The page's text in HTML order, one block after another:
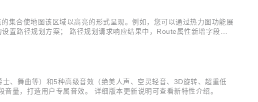
集合使地图该区域以高亮的形式呈现。例如，您可以通过热力图功能展
置路径规划方案； 路径规划请求响应结果中，Route属性新增字段，
、舞曲等）和5种高级音效（绝美人声、空灵轻音、3D旋转、超重低
量，打造用户专属音效。 详细版本更新说明可查看新特性介绍。